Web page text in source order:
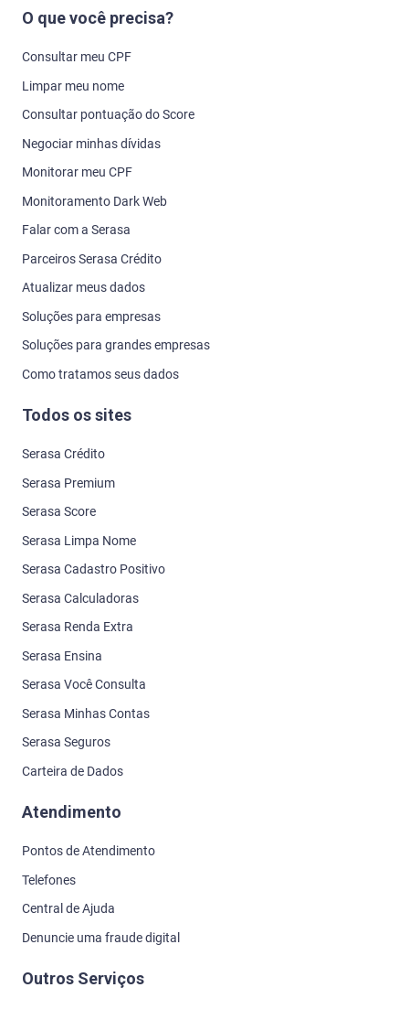
O que você precisa?
Consultar meu CPF
Limpar meu nome
Consultar pontuação do Score
Negociar minhas dívidas
Monitorar meu CPF
Monitoramento Dark Web
Falar com a Serasa
Parceiros Serasa Crédito
Atualizar meus dados
Soluções para empresas
Soluções para grandes empresas
Como tratamos seus dados
Todos os sites
Serasa Crédito
Serasa Premium
Serasa Score
Serasa Limpa Nome
Serasa Cadastro Positivo
Serasa Calculadoras
Serasa Renda Extra
Serasa Ensina
Serasa Você Consulta
Serasa Minhas Contas
Serasa Seguros
Carteira de Dados
Atendimento
Pontos de Atendimento
Telefones
Central de Ajuda
Denuncie uma fraude digital
Outros Serviços